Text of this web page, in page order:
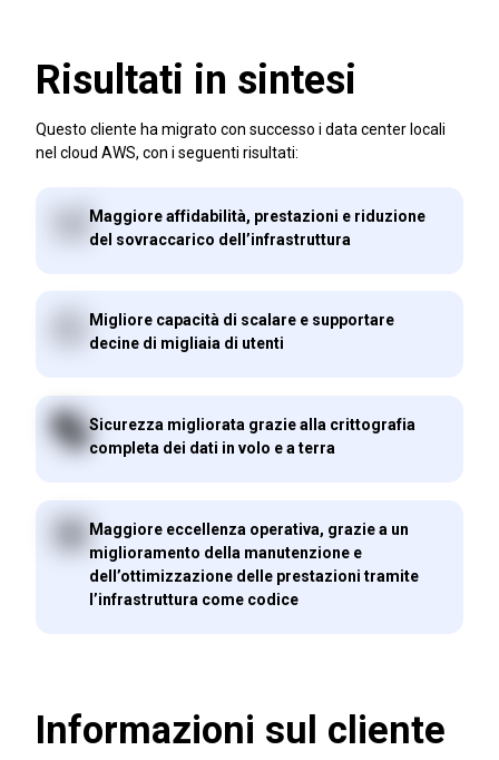
Risultati in sintesi
Questo cliente ha migrato con successo i data center locali
nel cloud AWS, con i seguenti risultati:
Maggiore affidabilità, prestazioni e riduzione
del sovraccarico dell’infrastruttura
Migliore capacità di scalare e supportare
decine di migliaia di utenti
Sicurezza migliorata grazie alla crittografia
completa dei dati in volo e a terra
Maggiore eccellenza operativa, grazie a un
miglioramento della manutenzione e
dell’ottimizzazione delle prestazioni tramite
l’infrastruttura come codice
Informazioni sul cliente